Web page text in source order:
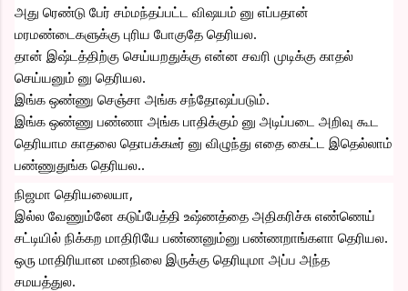
அது ரெண்டு பேர் சம்மந்தப்பட்ட விஷயம் னு எப்பதான்
மரமண்டைகளுக்கு புரிய போகுதே தெரியல.
தான் இஷ்டத்திற்கு செய்யறதுக்கு என்ன சவரி முடிக்கு காதல்
செய்யனும் னு தெரியல.
இங்க ஒண்ணு செஞ்சா அங்க சந்தோஷப்படும்.
இங்க ஒண்ணு பண்ணா அங்க பாதிக்கும் னு அடிப்படை அறிவு கூட
தெரியாம காதலை தொபக்கடீர் னு விழுந்து எதை கைட்ட இதெல்லாம்
பண்ணுதுங்க தெரியல..
நிஜமா தெரியலையா,
இல்ல வேணும்னே கடுப்பேத்தி உஷ்ணத்தை அதிகரிச்சு எண்ணெய்
சட்டியில் நிக்கற மாதிரியே பண்ணனும்னு பண்ணறாங்களா தெரியல.
ஒரு மாதிரியான மனநிலை இருக்கு தெரியுமா அப்ப அந்த
சமயத்துல.